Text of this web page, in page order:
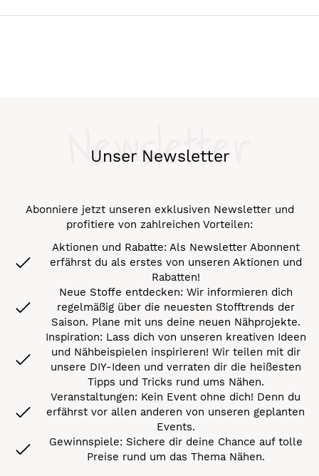
Unser Newsletter
Newsletter
Abonniere jetzt unseren exklusiven Newsletter und
profitiere von zahlreichen Vorteilen:
Aktionen und Rabatte: Als Newsletter Abonnent
erfährst du als erstes von unseren Aktionen und
Rabatten!
Neue Stoffe entdecken: Wir informieren dich
regelmäßig über die neuesten Stofftrends der
Saison. Plane mit uns deine neuen Nähprojekte.
Inspiration: Lass dich von unseren kreativen Ideen
und Nähbeispielen inspirieren! Wir teilen mit dir
unsere DIY-Ideen und verraten dir die heißesten
Tipps und Tricks rund ums Nähen.
Veranstaltungen: Kein Event ohne dich! Denn du
erfährst vor allen anderen von unseren geplanten
Events.
Gewinnspiele: Sichere dir deine Chance auf tolle
Preise rund um das Thema Nähen.